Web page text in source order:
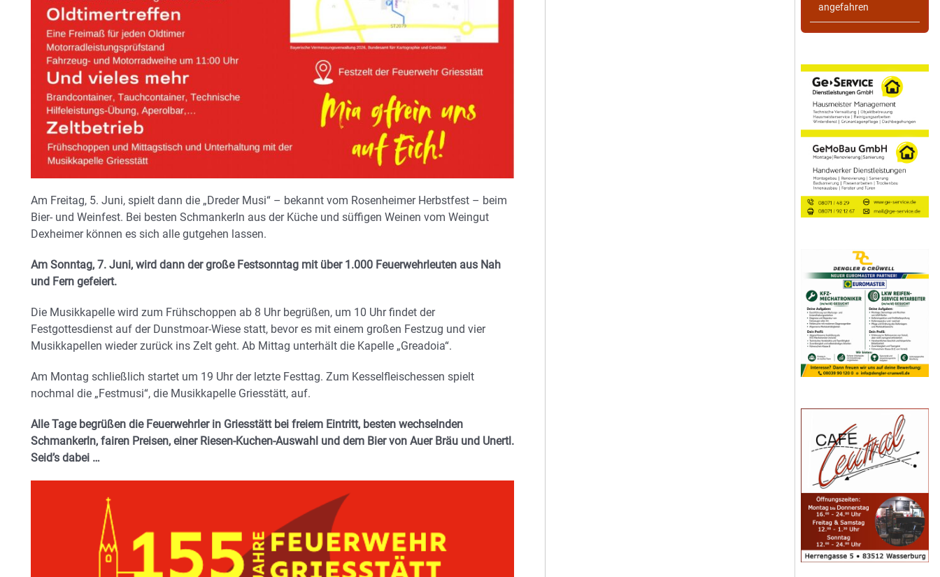
Am Freitag, 5. Juni, spielt dann die „Dreder Musi“ – bekannt vom Rosenheimer Herbstfest – beim
Bier- und Weinfest. Bei besten Schmankerln aus der Küche und süffigen Weinen vom Weingut
Dexheimer können es sich alle gutgehen lassen.
Am Sonntag, 7. Juni, wird dann der große Festsonntag mit über 1.000 Feuerwehrleuten aus Nah
und Fern gefeiert.
Die Musikkapelle wird zum Frühschoppen ab 8 Uhr begrüßen, um 10 Uhr findet der
Festgottesdienst auf der Dunstmoar-Wiese statt, bevor es mit einem großen Festzug und vier
Musikkapellen wieder zurück ins Zelt geht. Ab Mittag unterhält die Kapelle „Greadoia“.
Am Montag schließlich startet um 19 Uhr der letzte Festtag. Zum Kesselfleischessen spielt
nochmal die „Festmusi“, die Musikkapelle Griesstätt, auf.
Alle Tage begrüßen die Feuerwehrler in Griesstätt bei freiem Eintritt, besten wechselnden
Schmankerln, fairen Preisen, einer Riesen-Kuchen-Auswahl und dem Bier von Auer Bräu und Unertl.
Seid’s dabei …
angefahren